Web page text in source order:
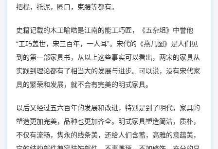
把棍，托泥，圈口，束腰等都有。
史籍记载的木工喻皓是江南的能工巧匠，《五杂俎》中誉他
“工巧盖世，宋三百年，一人耳”。宋代的《燕几图》是人们见
到的第一部家具书，从以上这些事实可以看出，两宋的家具从
实践到理论都有了相当大的发展与进步。可以说，没有宋代家
具的繁荣和发展，就不会有完美的明式家具。
以后又经过五六百年的发展和改进，特别是到了明代，家具的
塑造更加完美，品种也更加齐全。明式家具塑造简洁，质朴，
不仅有流畅，隽永的线条美，还给人们含蓄，高雅的意蕴美，